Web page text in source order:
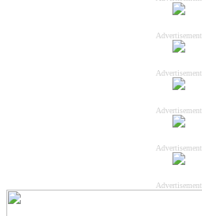
Advertisement
Advertisement
Advertisement
Advertisement
Advertisement